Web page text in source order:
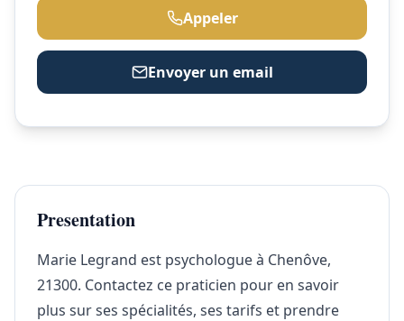
Appeler
Envoyer un email
Presentation
Marie Legrand est psychologue à Chenôve,
21300. Contactez ce praticien pour en savoir
plus sur ses spécialités, ses tarifs et prendre